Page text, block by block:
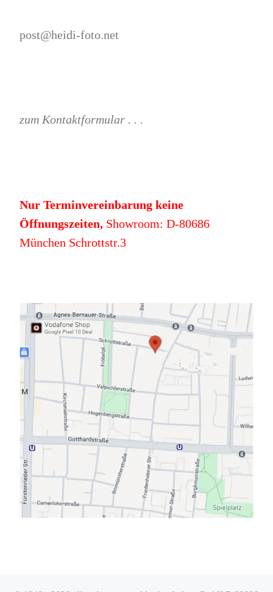
post@heidi-foto.net
zum Kontaktformular . . .
Nur Terminvereinbarung keine
Öffnungszeiten,Showroom: D-80686
München Schrottstr.3